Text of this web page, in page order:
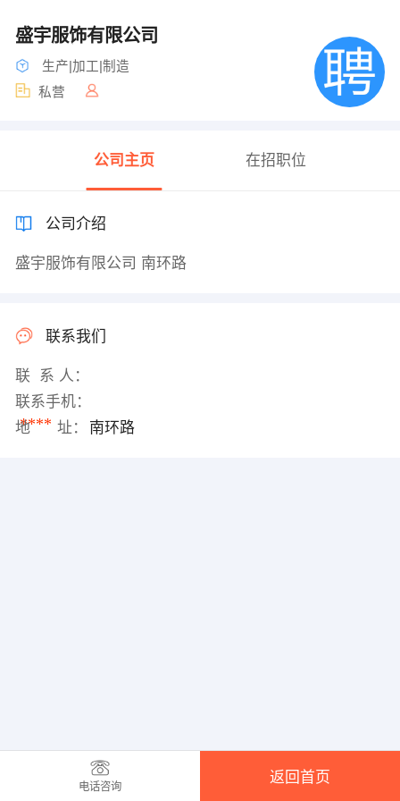
盛宇服饰有限公司
生产|加工|制造
私营
公司主页 在招职位
公司介绍
盛宇服饰有限公司 南环路
联系我们
联 系 人：
联系手机：
****
地 址： 南环路
电话咨询
返回首页